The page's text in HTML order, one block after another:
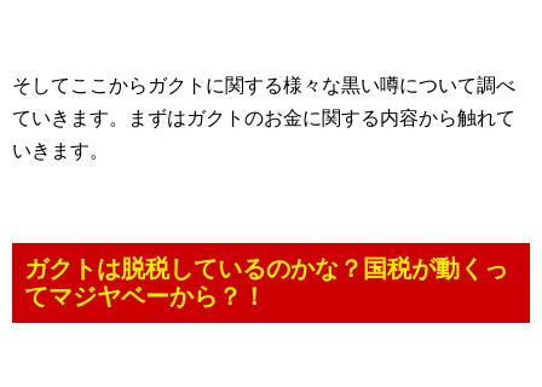
そしてここからガクトに関する様々な黒い噂について調べ
ていきます。まずはガクトのお金に関する内容から触れて
いきます。
ガクトは脱税しているのかな？国税が動くっ
てマジヤベーから？！